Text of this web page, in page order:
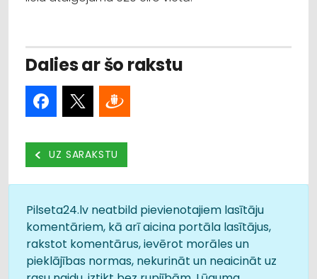
Dalies ar šo rakstu
UZ SARAKSTU
Pilseta24.lv neatbild pievienotajiem lasītāju
komentāriem, kā arī aicina portāla lasītājus,
rakstot komentārus, ievērot morāles un
pieklājības normas, nekurināt un neaicināt uz